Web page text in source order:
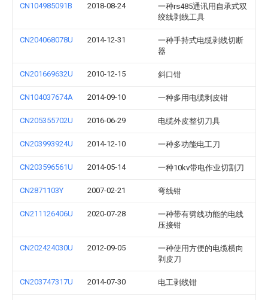
CN104985091B 2018-08-24
一种rs485通讯用自承式双
绞线剥线工具
CN204068078U 2014-12-31
一种手持式电缆剥线切断
器
CN201669632U 2010-12-15 斜口钳
CN104037674A 2014-09-10 一种多用电缆剥皮钳
CN205355702U 2016-06-29 电缆外皮整切刀具
CN203993924U 2014-12-10 一种多功能电工刀
CN203596561U 2014-05-14 一种10kv带电作业切割刀
CN2871103Y 2007-02-21 弯线钳
CN211126406U 2020-07-28
一种带有劈线功能的电线
压接钳
CN202424030U 2012-09-05
一种使用方便的电缆横向
剥皮刀
CN203747317U 2014-07-30 电工剥线钳